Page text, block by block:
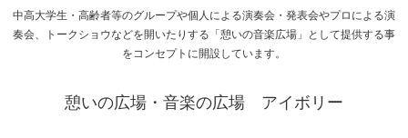
中高大学生・高齢者等のグループや個人による演奏会・発表会やプロによる演
奏会、トークショウなどを開いたりする「憩いの音楽広場」として提供する事
をコンセプトに開設しています。
憩いの広場・音楽の広場 アイボリー